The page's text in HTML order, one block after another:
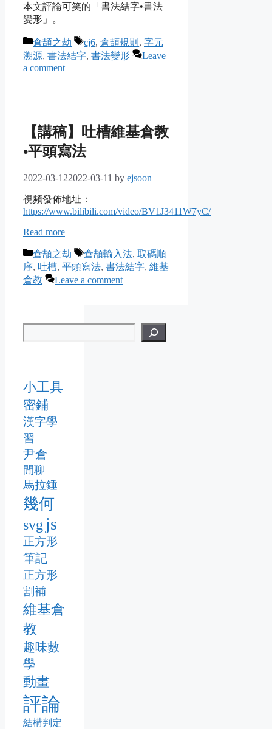
本文評論可笑的「書法結字•書法
變形」。
Categories
倉頡之劫 Tags
cj6, 倉頡規則 , 字元
溯源, 書法結字, 書法變形
Leave
a comment
【講稿】吐槽維基倉教
•平頭寫法
2022-03-122022-03-11 by ejsoon
視頻發佈地址：
https://www.bilibili.com/video/BV1J3411W7yC/
Read more
Categories
倉頡之劫 Tags
倉頡輸入法, 取碼順
序, 吐槽, 平頭寫法, 書法結字, 維基
倉教
Leave a comment
小工具
密鋪
漢字學
習
尹倉
閒聊
馬拉錘
幾何
svgjs
正方形
筆記
正方形
割補
維基倉
教
趣味數
學
動畫
評論
結構判定